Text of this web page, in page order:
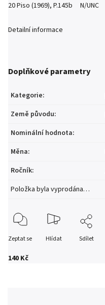
140 Kč
20 Piso (1969), P.145b N/UNC
Detailní informace
Doplňkové parametry
Kategorie:
Země původu:
Nominální hodnota:
Měna:
Ročník:
Položka byla vyprodána…
Zeptat se Hlídat Sdílet